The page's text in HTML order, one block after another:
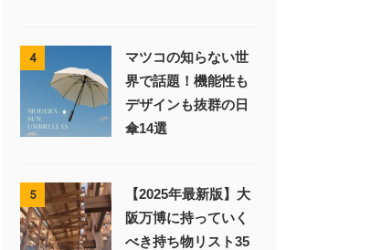
4
マツコの知らない世
界で話題！機能性も
デザインも抜群の日
傘14選
5
【2025年最新版】大
阪万博に持っていく
べき持ち物リスト35